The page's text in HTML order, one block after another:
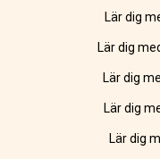
Lär dig
Lär dig
Lär dig
Lär dig
Lär dig